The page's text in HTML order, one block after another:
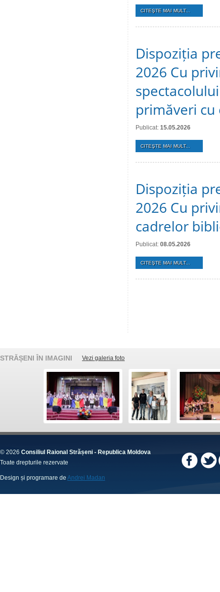
CITEŞTE MAI MULT...
Dispoziția
2026 Cu
spectacolului
primăveri cu
Publicat: 15.05.2026
CITEŞTE MAI MULT...
Dispoziția
2026 Cu
cadrelor
Publicat: 08.05.2026
CITEŞTE MAI MULT...
STRĂȘENI ÎN IMAGINI Vezi galeria foto
© 2026 Consiliul Raional Strășeni - Republica Moldova
Toate drepturile rezervate
Design și programare de Andrei Madan